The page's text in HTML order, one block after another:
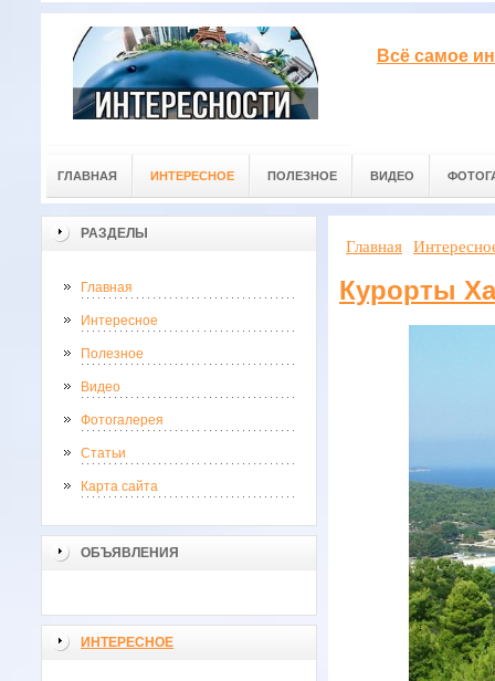
Всё самое
ГЛАВНАЯ ИНТЕРЕСНОЕ ПОЛЕЗНОЕ ВИДЕО
РАЗДЕЛЫ
Главная
Интересное
Полезное
Видео
Фотогалерея
Статьи
Карта сайта
ОБЪЯВЛЕНИЯ
ИНТЕРЕСНОЕ
Главная
Курорты